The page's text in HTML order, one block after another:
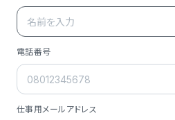
電話番号
仕事用メールアドレス